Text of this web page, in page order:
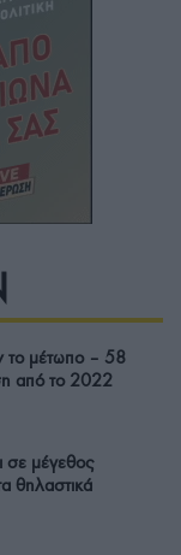
το μέτωπο – 58
από το 2022
σε μέγεθος
θηλαστικά